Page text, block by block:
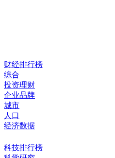
财经排行榜
综合
投资理财
企业品牌
城市
人口
经济数据
科技排行榜